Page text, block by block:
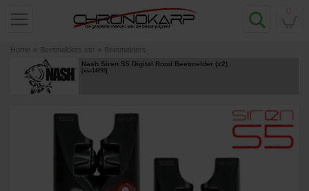
Home » Beetmelders etc » Beetmelders
Nash Siren S5 Digital Rood Beetmelder (x2)
[esc14293]